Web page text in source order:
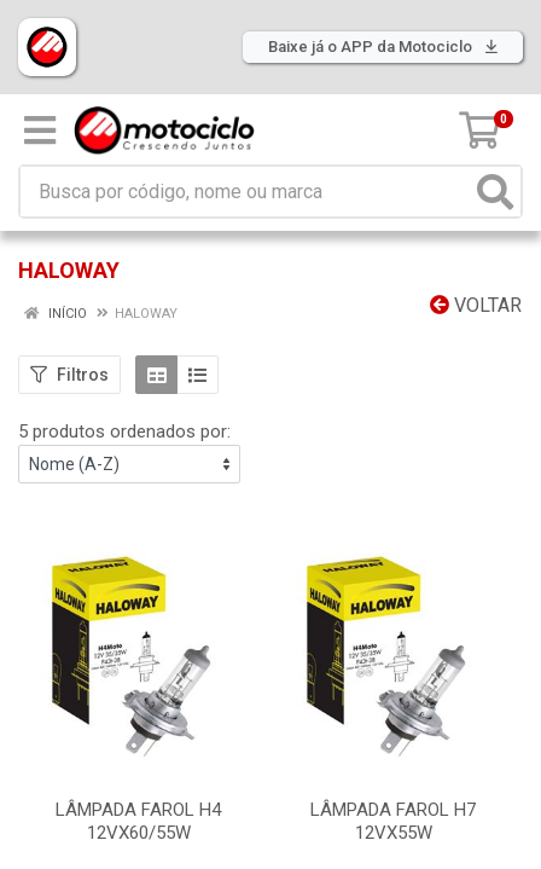
Baixe já o APP da Motociclo
0
HALOWAY
VOLTAR
INÍCIO HALOWAY
Filtros
5 produtos ordenados por:
LÂMPADA FAROL H4
12VX60/55W
LÂMPADA FAROL H7
12VX55W